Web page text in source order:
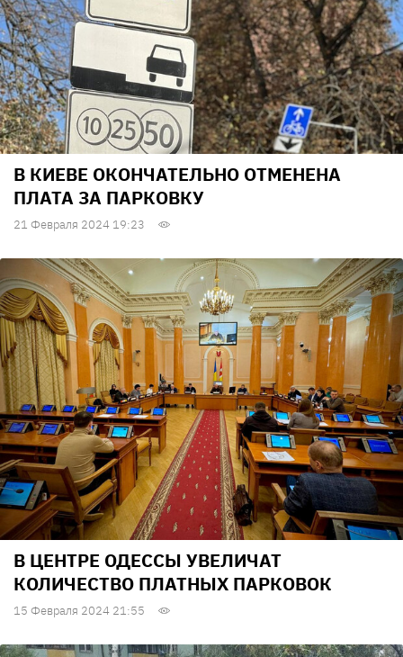
В КИЕВЕ ОКОНЧАТЕЛЬНО ОТМЕНЕНА
ПЛАТА ЗА ПАРКОВКУ
21 Февраля 2024 19:23
В ЦЕНТРЕ ОДЕССЫ УВЕЛИЧАТ
КОЛИЧЕСТВО ПЛАТНЫХ ПАРКОВОК
15 Февраля 2024 21:55